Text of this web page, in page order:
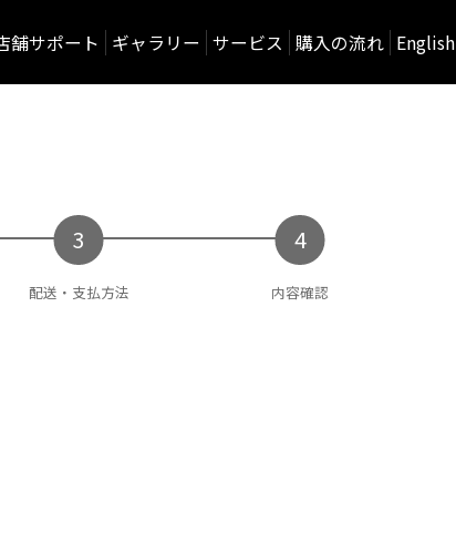
舗サポート ギャラリー サービス 購入の流れ English
配送・支払方法 内容確認